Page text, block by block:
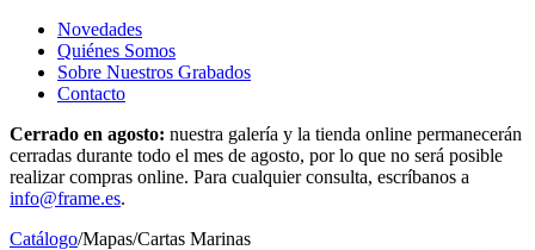
Novedades
Quiénes Somos
Sobre Nuestros Grabados
Contacto
Cerrado en agosto: nuestra galería y la tienda online permanecerán
cerradas durante todo el mes de agosto, por lo que no será posible
realizar compras online. Para cualquier consulta, escríbanos a
info@frame.es.
Catálogo/Mapas/Cartas Marinas